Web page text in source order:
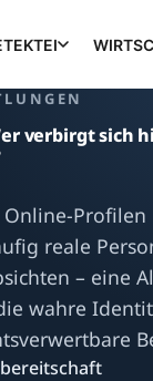
verbirgt sich
Profilen
reale
– eine
wahre